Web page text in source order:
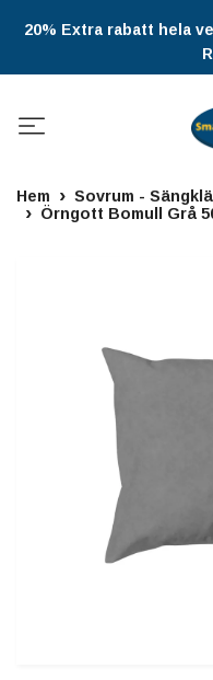
20% Extra rabatt hela
Hem Sovrum -
Örngott Bomull Grå